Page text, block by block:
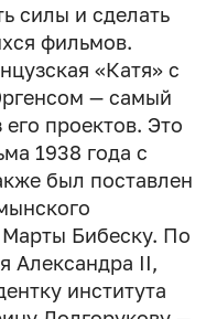
силы и сделать
фильмов.
«Катя» с
— самый
проектов. Это
1938 года с
был поставлен
Бибеску. По
Александра II,
института